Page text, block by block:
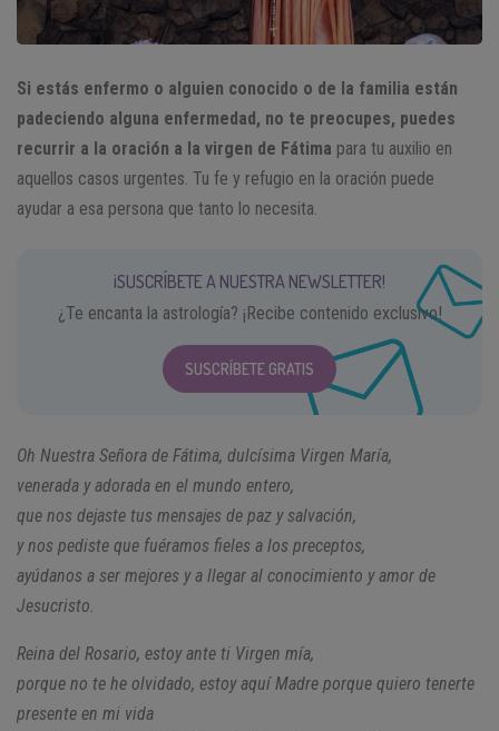
Si estás enfermo o alguien conocido o de la familia están
padeciendo alguna enfermedad, no te preocupes, puedes
recurrir a la oración a la virgen de Fátima para tu auxilio en
aquellos casos urgentes. Tu fe y refugio en la oración puede
ayudar a esa persona que tanto lo necesita.
¡SUSCRÍBETE A NUESTRA NEWSLETTER!
¿Te encanta la astrología? ¡Recibe contenido exclusivo!
SUSCRÍBETE GRATIS
Oh Nuestra Señora de Fátima, dulcísima Virgen María,
venerada y adorada en el mundo entero,
que nos dejaste tus mensajes de paz y salvación,
y nos pediste que fuéramos fieles a los preceptos,
ayúdanos a ser mejores y a llegar al conocimiento y amor de
Jesucristo.
Reina del Rosario, estoy ante ti Virgen mía,
porque no te he olvidado, estoy aquí Madre porque quiero tenerte
presente en mi vida